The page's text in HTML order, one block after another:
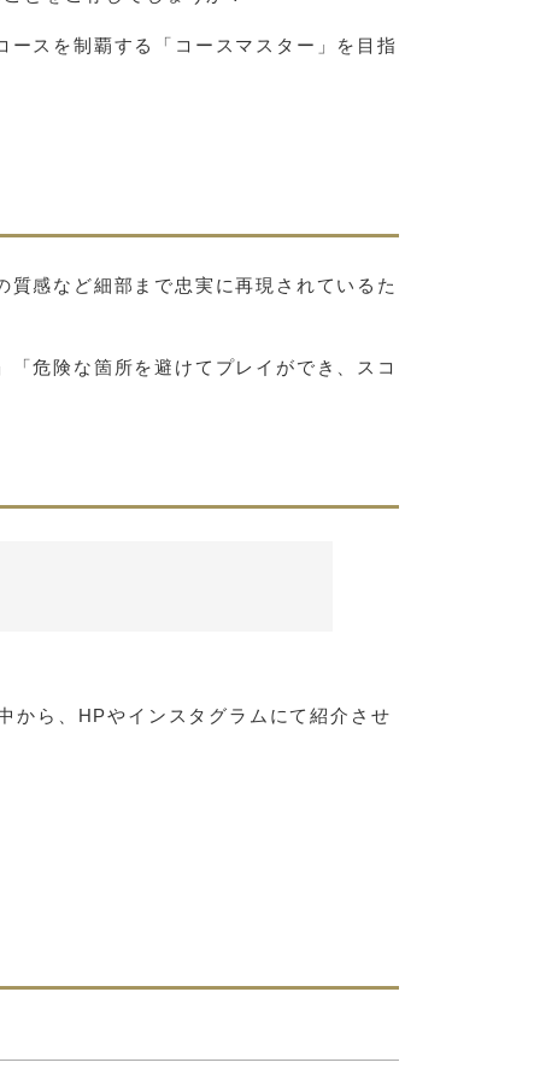
スを制覇する「コースマスター」を目指
感など細部まで忠実に再現されているた
危険な箇所を避けてプレイができ、スコ
から、HPやインスタグラムにて紹介させ